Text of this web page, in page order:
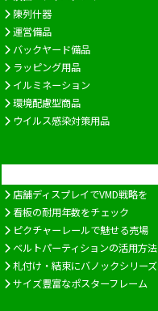
陳列什器
運営備品
バックヤード備品
ラッピング用品
イルミネーション
環境配慮型商品
ウイルス感染対策用品
店舗ディスプレイでVMD戦略を
看板の耐用年数をチェック
ピクチャーレールで魅せる売場
ベルトパーティションの活用方法
札付け・結束にバノックシリーズ
サイズ豊富なポスターフレーム